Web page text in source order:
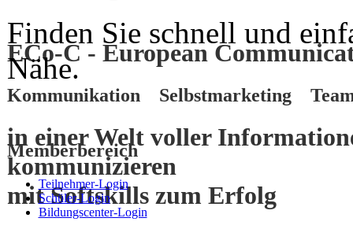
ECo-C - European
Kommunikation Selbstmarketing
in einer Welt voller
kommunizieren
mitSoftskillszum Erfolg
Finden Sie schnell und
Nähe.
Memberbereich
Teilnehmer-Login
Schüler-Login
Bildungscenter-Login